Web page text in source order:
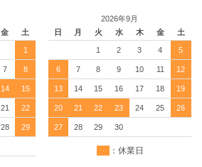
金 土
1
7 8
14 15
21 22
28 29
2026年9月
日
月 火 水 木 金 土
1 2 3 4 5
6 7 8 9 10 11 12
13 14 15 16 17 18 19
20 21 22 23 24 25 26
27 28 29 30
：休業日